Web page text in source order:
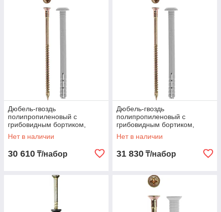
Дюбель-гвоздь
полипропиленовый с
грибовидным бортиком,
ЗУБР, 60 x 6 мм, 1200 шт. (4-
301350-06-060)
Нет в наличии
30 610 ₸/набор
Дюбель-гвоздь
полипропиленовый с
грибовидным бортиком,
ЗУБР, 40 x 6 мм, 1700 шт. (4-
301350-06-040)
Нет в наличии
31 830 ₸/набор